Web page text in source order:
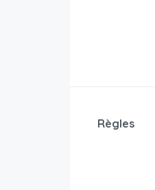
Règles